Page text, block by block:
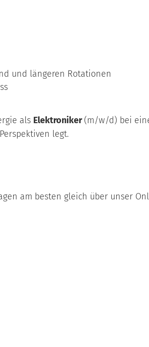
und längeren Rotationen
als Elektroniker(m/w/d) bei
legt.
am besten gleich über unser